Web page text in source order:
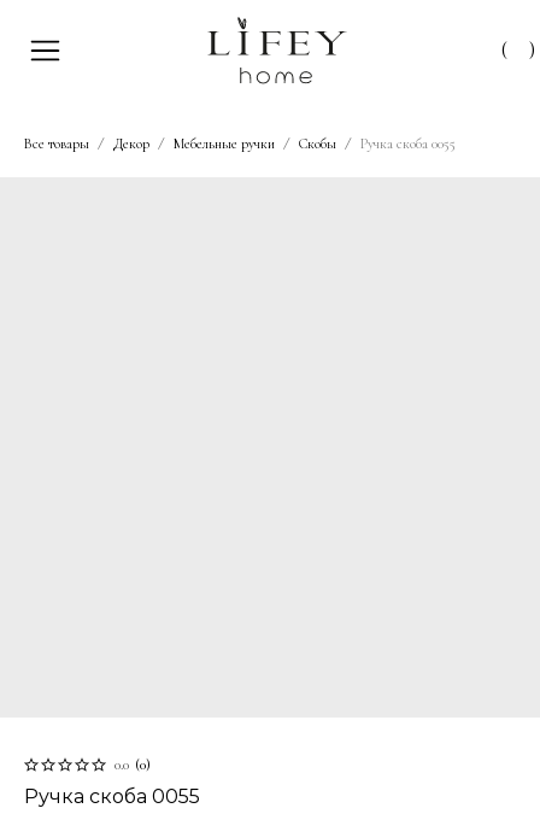
( )
Все товары Декор Мебельные ручки Скобы Ручка скоба 0055
0.0 (0)
Ручка скоба 0055